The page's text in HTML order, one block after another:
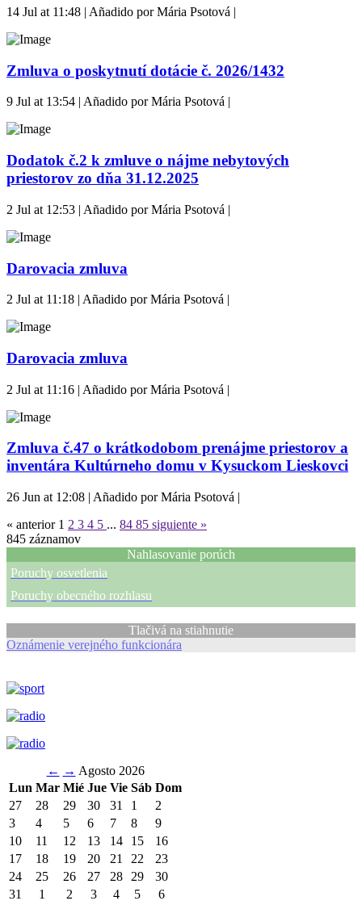
14 Jul at 11:48 | Añadido por Mária Psotová |
Zmluva o poskytnutí dotácie č. 2026/1432
9 Jul at 13:54 | Añadido por Mária Psotová |
Dodatok č.2 k zmluve o nájme nebytových
priestorov zo dňa 31.12.2025
2 Jul at 12:53 | Añadido por Mária Psotová |
Darovacia zmluva
2 Jul at 11:18 | Añadido por Mária Psotová |
Darovacia zmluva
2 Jul at 11:16 | Añadido por Mária Psotová |
Zmluva č.47 o krátkodobom prenájme priestorov a
inventára Kultúrneho domu v Kysuckom Lieskovci
26 Jun at 12:08 | Añadido por Mária Psotová |
« anterior 1 2 3 4 5 ... 84 85 siguiente »
845 záznamov
Nahlasovanie porúch
Poruchy osvetlenia
Poruchy obecného rozhlasu
Tlačivá na stiahnutie
Oznámenie verejného funkcionára
← → Agosto 2026
Lun Mar Mié Jue Vie Sáb Dom
27
28 29 30 31 1
2
3
4 5 6 7 8
9
10
11 12 13 14 15
16
17
18 19 20 21 22
23
24
25 26 27 28 29
30
31
1 2 3 4 5
6